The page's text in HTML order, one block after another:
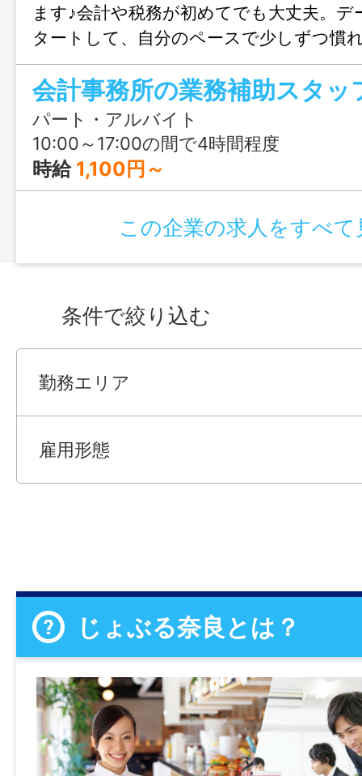
ます♪会計や税務が初めてでも大丈夫。デ
タートして、自分のペースで少しずつ慣
困ったときは必ず誰かが助けてくれる職
してスタートできますよ。
会計事務所の業務補助スタッ
パート・アルバイト
10:00～17:00の間で4時間程度
時給 1,100円～
この企業の求人をすべて
条件で絞り込む
勤務エリア
雇用形態
じょぶる奈良とは？